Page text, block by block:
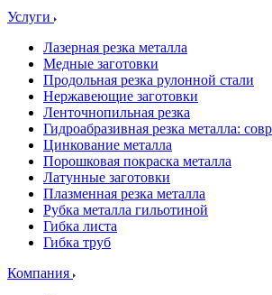
Услуги
Лазерная резка металла
Медные заготовки
Продольная резка рулонной стали
Нержавеющие заготовки
Ленточнопильная резка
Гидроабразивная резка металла:
Цинкование металла
Порошковая покраска металла
Латунные заготовки
Плазменная резка металла
Рубка металла гильотиной
Гибка листа
Гибка труб
Компания